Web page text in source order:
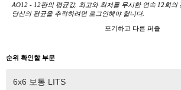
AO12 - 12판의 평균값. 최고와 최저를 무시한 연속 12회의
당신의 평균을 추적하려면 로그인해야 합니다.
포기하고 다른 퍼즐
순위 확인할 부문